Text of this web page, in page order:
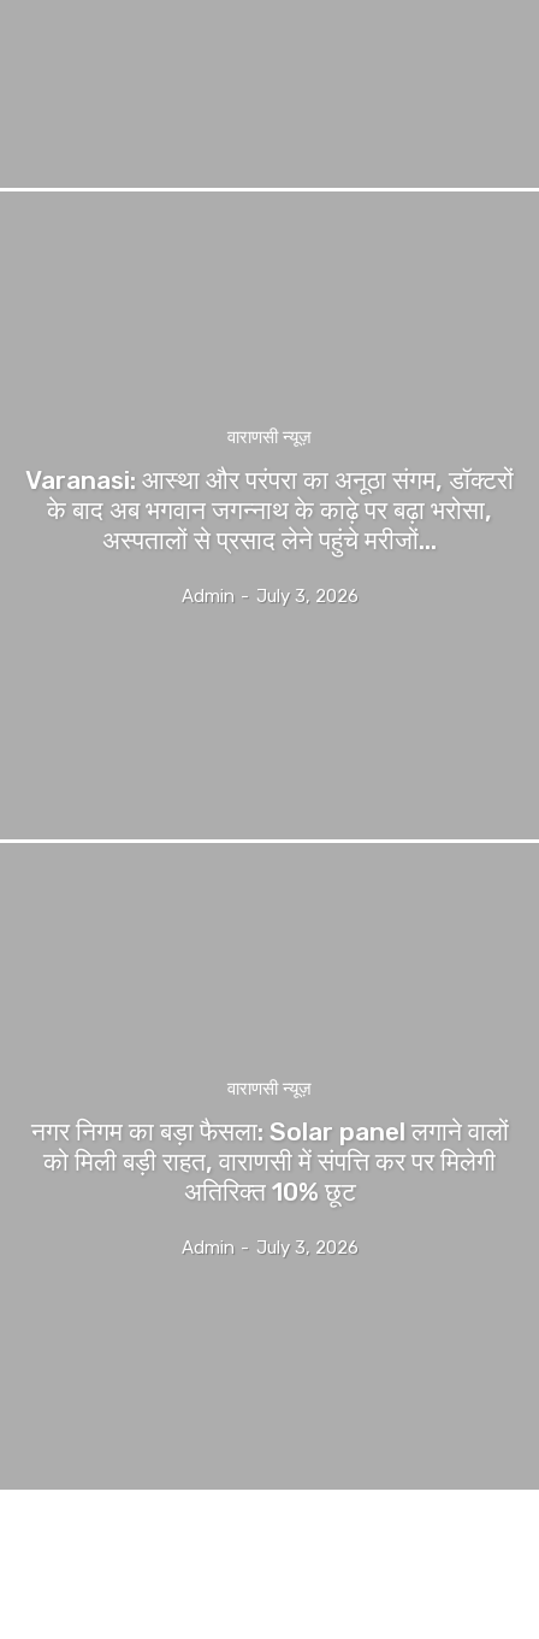
वाराणसी न्यूज़
Varanasi: आस्था और परंपरा का अनूठा संगम, डॉक्टरों
के बाद अब भगवान जगन्नाथ के काढ़े पर बढ़ा भरोसा,
अस्पतालों से प्रसाद लेने पहुंचे मरीजों...
Admin - July 3, 2026
वाराणसी न्यूज़
नगर निगम का बड़ा फैसला: Solar panel लगाने वालों
को मिली बड़ी राहत, वाराणसी में संपत्ति कर पर मिलेगी
अतिरिक्त 10% छूट
Admin - July 3, 2026